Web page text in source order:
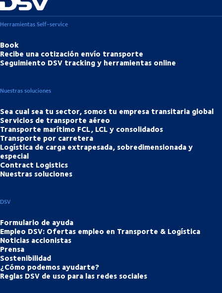
Herramientas Self-service
Book
Recibe una cotización envío transporte
Seguimiento DSV tracking y herramientas online
Nuestras soluciones
Sea cual sea tu sector, somos tu empresa transitaria global
Servicios de transporte aéreo
Transporte marítimo FCL, LCL y consolidados
Transporte por carretera
Logística de carga extrapesada, sobredimensionada y
especial
Contract Logistics
Nuestras soluciones
DSV
Formulario de ayuda
Empleo DSV: Ofertas empleo en Transporte & Logística
Noticias accionistas
Prensa
Sostenibilidad
¿Cómo podemos ayudarte?
Reglas DSV de uso para las redes sociales